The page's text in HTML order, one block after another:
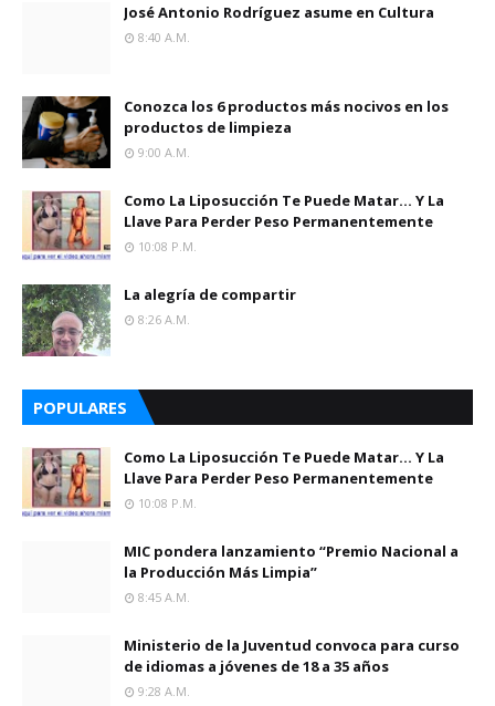
José Antonio Rodríguez asume en Cultura
8:40 A.m.
Conozca los 6 productos más nocivos en los
productos de limpieza
9:00 A.m.
Como La Liposucción Te Puede Matar… Y La
Llave Para Perder Peso Permanentemente
10:08 P.m.
La alegría de compartir
8:26 A.m.
POPULARES
Como La Liposucción Te Puede Matar… Y La
Llave Para Perder Peso Permanentemente
10:08 P.m.
MIC pondera lanzamiento “Premio Nacional a
la Producción Más Limpia”
8:45 A.m.
Ministerio de la Juventud convoca para curso
de idiomas a jóvenes de 18 a 35 años
9:28 A.m.